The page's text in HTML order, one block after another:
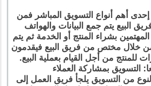
أهم أنواع التسويق المباشر فمن
البيع يتم جمع البيانات والهواتف
المهتمين بشراء المنتج أو الخدمة ثم يتم
خلال مختص من فريق البيع فيقدمون
للمنتج من أجل القيام بعملية البيع.
التسويق بمشاركة العملاء
من التسويق يلجأ فريق العمل إلى